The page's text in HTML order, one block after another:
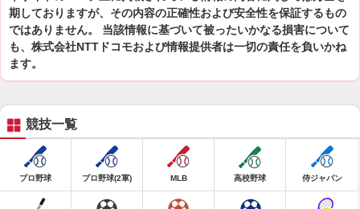
期しておりますが、その内容の正確性および安全性を保証するもの
ではありません。 当該情報に基づいて被ったいかなる損害について
も、株式会社NTTドコモおよび情報提供者は一切の責任を負いかね
ます。
競技一覧
プロ野球 プロ野球(2軍) MLB 高校野球 侍ジャパン